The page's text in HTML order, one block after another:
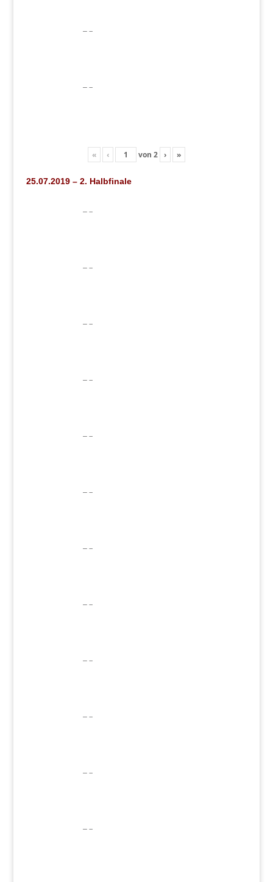
« ‹ von 2 › »
25.07.2019 – 2. Halbfinale